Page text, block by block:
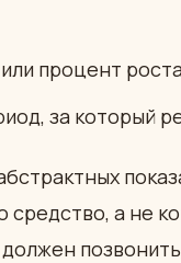
процент
за который
средство, а не